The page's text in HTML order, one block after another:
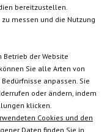
bereitzustellen.
messen und die Nutzung
der Website
Sie alle Arten von
anpassen. Sie
oder ändern, indem
klicken.
Cookies und den
Daten finden Sie in